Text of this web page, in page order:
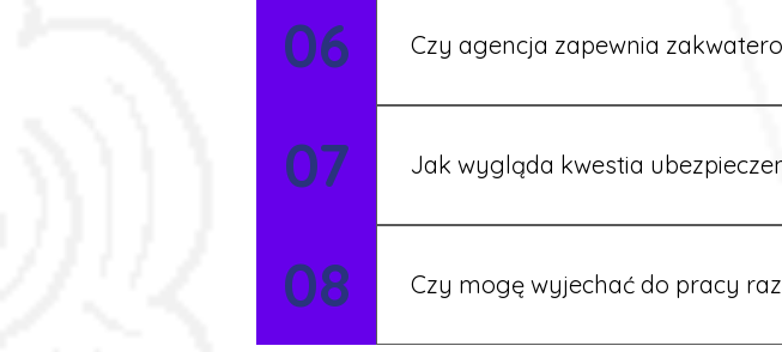
06 Czy agencja zapewnia
Tak, nasi koordynatorzy dbają o
07 Jak wygląda kwestia
Każdy pracownik otrzymuje
08 Czy mogę wyjechać do pracy